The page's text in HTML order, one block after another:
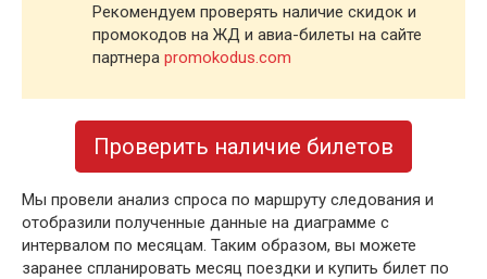
Рекомендуем проверять наличие скидок и
промокодов на ЖД и авиа-билеты на сайте
партнера promokodus.com
Проверить наличие билетов
Мы провели анализ спроса по маршруту следования и
отобразили полученные данные на диаграмме с
интервалом по месяцам. Таким образом, вы можете
заранее спланировать месяц поездки и купить билет по